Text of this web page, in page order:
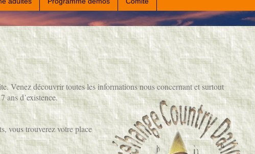
Venez découvrir toutes les informations nous concernant et surtout
ans d’existence.
vous trouverez votre place